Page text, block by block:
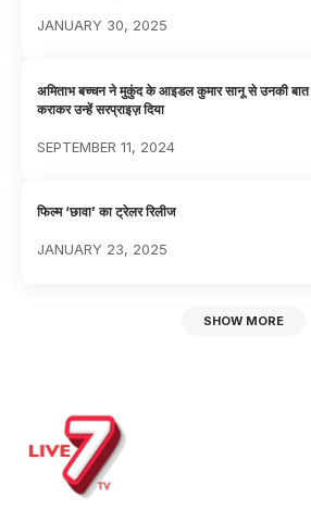
JANUARY 30, 2025
अमिताभ बच्चन ने मुकुंद के आइडल कुमार सानू से उनकी बात
कराकर उन्हें सरप्राइज़ दिया
SEPTEMBER 11, 2024
फिल्म ‘छावा’ का ट्रेलर रिलीज
JANUARY 23, 2025
SHOW MORE